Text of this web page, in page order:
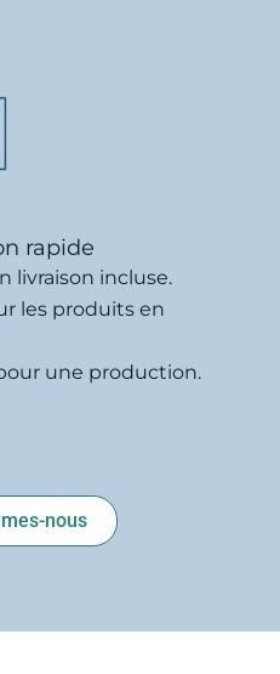
rapide
livraison incluse.
les produits en
une production.
nous